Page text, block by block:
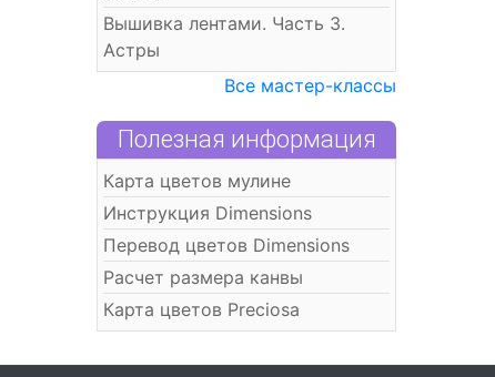
Вышивка лентами. Часть 3.
Астры
Все мастер-классы
Полезная информация
Карта цветов мулине
Инструкция Dimensions
Перевод цветов Dimensions
Расчет размера канвы
Карта цветов Preciosa